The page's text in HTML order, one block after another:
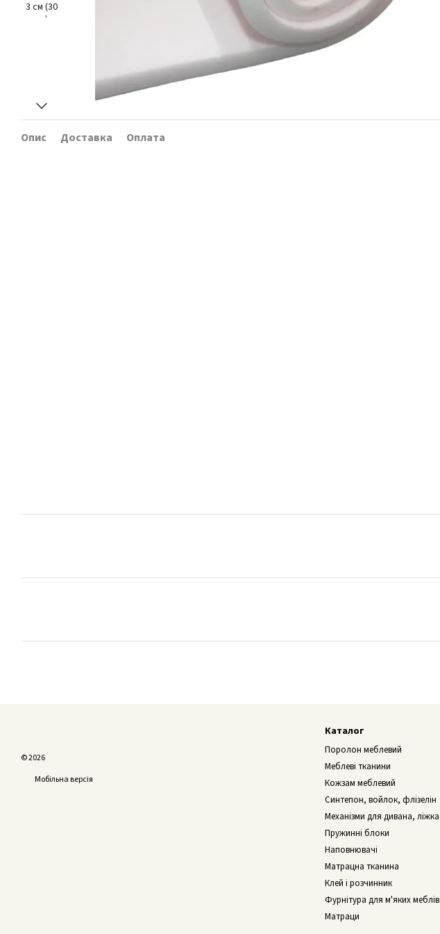
Опис Доставка Оплата
© 2026
Мобільна версія
Каталог
Поролон меблевий
Меблеві тканини
Кожзам меблевий
Синтепон, войлок, флізелін
Механізми для дивана, ліжка
Пружинні блоки
Наповнювачі
Матрацна тканина
Клей і розчинник
Фурнітура для м'яких меблів
Матраци